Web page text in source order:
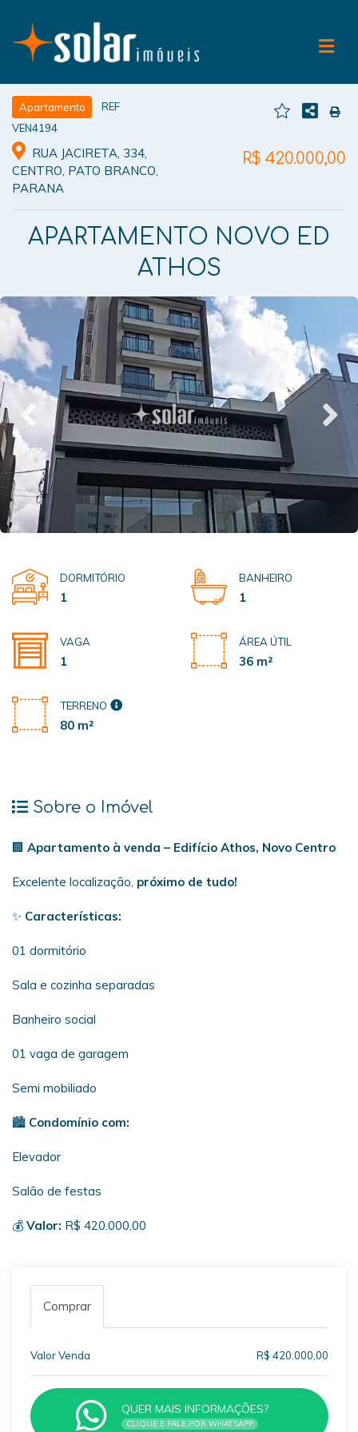
Apartamento
REF
VEN4194
RUA JACIRETA, 334,
CENTRO, PATO BRANCO,
PARANA
R$ 420.000,00
APARTAMENTO NOVO ED
ATHOS
DORMITÓRIO
1
BANHEIRO
1
VAGA
1
ÁREA ÚTIL
36 m²
TERRENO
80 m²
Sobre o Imóvel
🏢 Apartamento à venda – Edifício Athos, Novo Centro
Excelente localização, próximo de tudo!
✨ Características:
01 dormitório
Sala e cozinha separadas
Banheiro social
01 vaga de garagem
Semi mobiliado
🏙️ Condomínio com:
Elevador
Salão de festas
💰 Valor: R$ 420.000,00
Comprar
Valor Venda R$ 420.000,00
QUER MAIS INFORMAÇÕES?
CLIQUE E FALE POR WHATSAPP